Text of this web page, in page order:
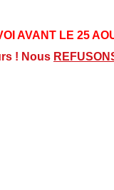
AVANT LE 25
! Nous